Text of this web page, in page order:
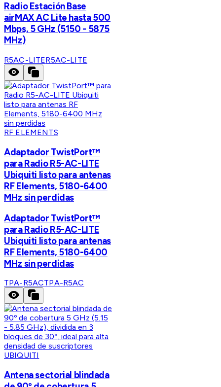
Radio Estación Base
airMAX AC Lite hasta 500
Mbps, 5 GHz (5150 - 5875
MHz)
R5AC-LITER5AC-LITE
RF ELEMENTS
Adaptador TwistPort™
para Radio R5-AC-LITE
Ubiquiti listo para antenas
RF Elements, 5180-6400
MHz sin perdidas
Adaptador TwistPort™
para Radio R5-AC-LITE
Ubiquiti listo para antenas
RF Elements, 5180-6400
MHz sin perdidas
TPA-R5ACTPA-R5AC
UBIQUITI
Antena sectorial blindada